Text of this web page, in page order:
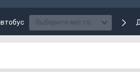
Выберите место